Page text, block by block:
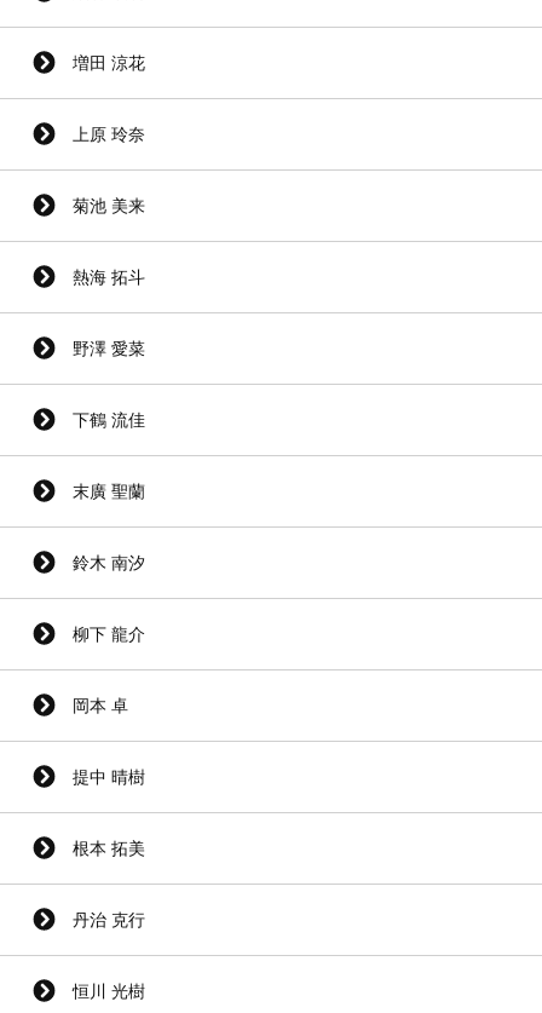
増田 涼花
上原 玲奈
菊池 美来
熱海 拓斗
野澤 愛菜
下鶴 流佳
末廣 聖蘭
鈴木 南汐
柳下 龍介
岡本 卓
提中 晴樹
根本 拓美
丹治 克行
恒川 光樹